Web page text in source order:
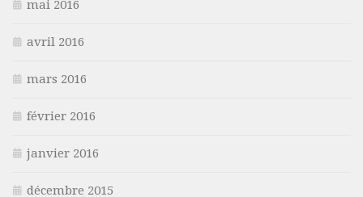
mai 2016
avril 2016
mars 2016
février 2016
janvier 2016
décembre 2015